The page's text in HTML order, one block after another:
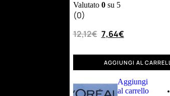
Valutato 0su 5
(0)
12,12€ 7,64€
AGGIUNGI AL
Aggiungi
al carrello